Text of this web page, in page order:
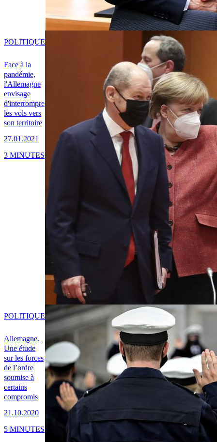
Face à la
pandémie,
l'Allemagne
envisage
d'interrompre
les vols vers
son territoire
27.01.2021
POLITIQUE
3 MINUTES
Allemagne.
Une étude
sur les forces
de l’ordre
soumise à
certains
compromis
21.10.2020
POLITIQUE
5 MINUTES